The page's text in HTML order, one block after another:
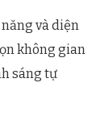
và diện
không gian
sáng tự